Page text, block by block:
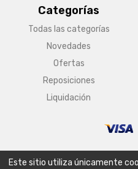
Categorías
Todas las categorías
Novedades
Ofertas
Reposiciones
Liquidación
Este sitio utiliza únicamente